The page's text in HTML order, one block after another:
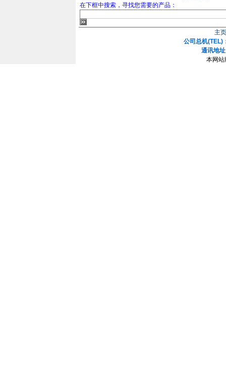
在下框中搜索，寻找您需要的产品：
主
公司总机
通讯地
本网